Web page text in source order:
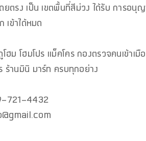
ยตรง เป็น เขตพื้นที่สีม่วง ได้รับ การอ
เข้าได้หมด
โฮม โฮมโปร แม็คโคร กองตรวจคนเข้า
ร้านมินิ มาร์ท ครบทุกอย่าง
721-4432